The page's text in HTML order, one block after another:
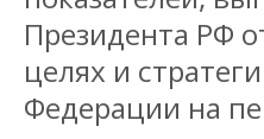
Президента РФ
целях и
Федерации на